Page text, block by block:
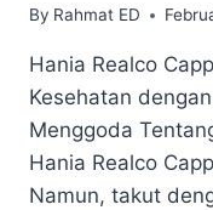
By Rahmat ED
Hania Realco
Kesehatan
Menggoda
Hania Realco
Namun, takut